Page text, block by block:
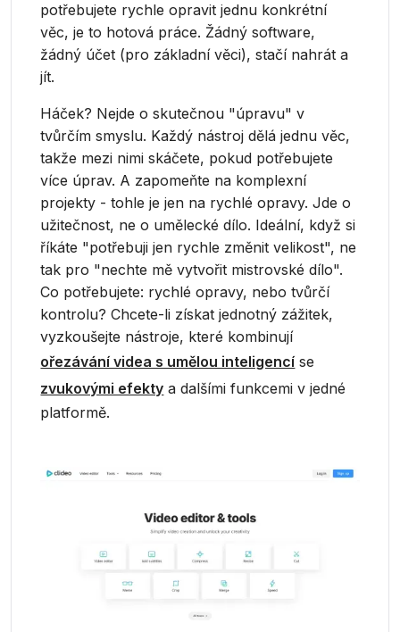
potřebujete rychle opravit jednu konkrétní
věc, je to hotová práce. Žádný software,
žádný účet (pro základní věci), stačí nahrát a
jít.
Háček? Nejde o skutečnou "úpravu" v
tvůrčím smyslu. Každý nástroj dělá jednu věc,
takže mezi nimi skáčete, pokud potřebujete
více úprav. A zapomeňte na komplexní
projekty - tohle je jen na rychlé opravy. Jde o
užitečnost, ne o umělecké dílo. Ideální, když si
říkáte "potřebuji jen rychle změnit velikost", ne
tak pro "nechte mě vytvořit mistrovské dílo".
Co potřebujete: rychlé opravy, nebo tvůrčí
kontrolu? Chcete-li získat jednotný zážitek,
vyzkoušejte nástroje, které kombinují
ořezávání videa s umělou inteligencí se
zvukovými efekty a dalšími funkcemi v jedné
platformě.